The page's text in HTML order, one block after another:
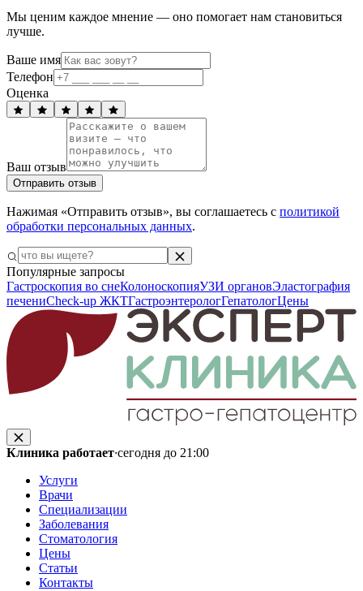
Мы ценим каждое мнение — оно помогает нам становиться
лучше.
Ваше имя
Телефон
Оценка
Ваш отзыв
Отправить отзыв
Нажимая «Отправить отзыв», вы соглашаетесь с политикой
обработки персональных данных.
Популярные запросы
Гастроскопия во снеКолоноскопияУЗИ органовЭластография
печениCheck-up ЖКТГастроэнтерологГепатологЦены
Клиника работает·сегодня до 21:00
Услуги
Врачи
Специализации
Заболевания
Стоматология
Цены
Статьи
Контакты